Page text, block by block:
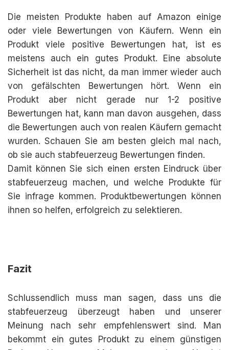
Die meisten Produkte haben auf Amazon einige
oder viele Bewertungen von Käufern. Wenn ein
Produkt viele positive Bewertungen hat, ist es
meistens auch ein gutes Produkt. Eine absolute
Sicherheit ist das nicht, da man immer wieder auch
von gefälschten Bewertungen hört. Wenn ein
Produkt aber nicht gerade nur 1-2 positive
Bewertungen hat, kann man davon ausgehen, dass
die Bewertungen auch von realen Käufern gemacht
wurden. Schauen Sie am besten gleich mal nach,
ob sie auch stabfeuerzeug Bewertungen finden.
Damit können Sie sich einen ersten Eindruck über
stabfeuerzeug machen, und welche Produkte für
Sie infrage kommen. Produktbewertungen können
ihnen so helfen, erfolgreich zu selektieren.
Fazit
Schlussendlich muss man sagen, dass uns die
stabfeuerzeug überzeugt haben und unserer
Meinung nach sehr empfehlenswert sind. Man
bekommt ein gutes Produkt zu einem günstigen